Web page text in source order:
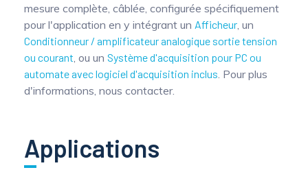
mesure complète, câblée, configurée spécifiquement
pour l'application en y intégrant un Afficheur , un
Conditionneur / amplificateur analogique sortie tension
ou courant , ou un Système d'acquisition pour PC ou
automate avec logiciel d'acquisition inclus . Pour plus
d'informations, nous contacter.
Applications